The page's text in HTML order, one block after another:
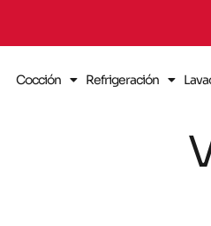
Cocción Refrigeración